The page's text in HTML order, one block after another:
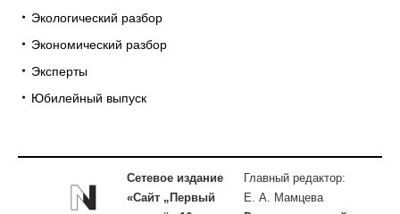
Экологический разбор
Экономический разбор
Эксперты
Юбилейный выпуск
Сетевое издание
«Сайт „Первый
Главный редактор:
Е. А. Мамцева